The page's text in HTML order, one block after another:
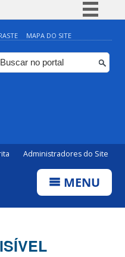
Simplifique!
Comunica BR
Participe
MAPA DO SITE
Administradores do Site
MENU